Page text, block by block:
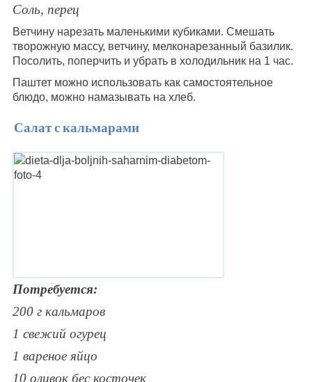
Соль, перец
Ветчину нарезать маленькими кубиками. Смешать
творожную массу, ветчину, мелконарезанный базилик.
Посолить, поперчить и убрать в холодильник на 1 час.
Паштет можно использовать как самостоятельное
блюдо, можно намазывать на хлеб.
Салат с кальмарами
Потребуется:
200 г кальмаров
1 свежий огурец
1 вареное яйцо
10 оливок бес косточек